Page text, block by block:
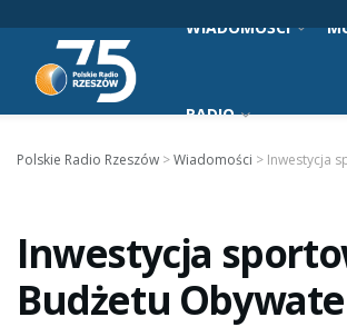
WIADOMOŚCI
RADIO
Polskie Radio Rzeszów >Wiadomości > Inwestycja
Inwestycja
Budżetu